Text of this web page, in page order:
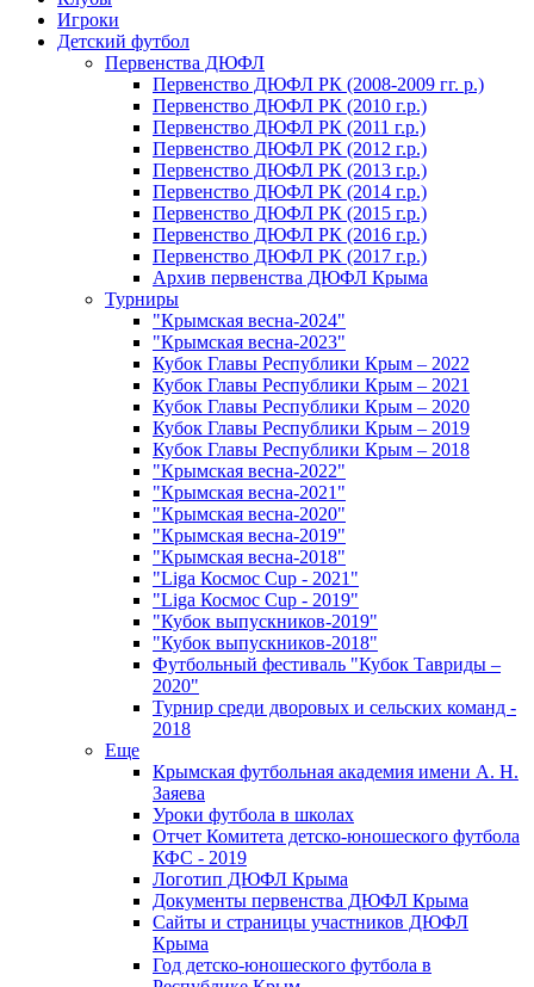
Игроки
Детский футбол
Первенства ДЮФЛ
Первенство ДЮФЛ РК (2008-2009 гг. р.)
Первенство ДЮФЛ РК (2010 г.р.)
Первенство ДЮФЛ РК (2011 г.р.)
Первенство ДЮФЛ РК (2012 г.р.)
Первенство ДЮФЛ РК (2013 г.р.)
Первенство ДЮФЛ РК (2014 г.р.)
Первенство ДЮФЛ РК (2015 г.р.)
Первенство ДЮФЛ РК (2016 г.р.)
Первенство ДЮФЛ РК (2017 г.р.)
Архив первенства ДЮФЛ Крыма
Турниры
"Крымская весна-2024"
"Крымская весна-2023"
Кубок Главы Республики Крым – 2022
Кубок Главы Республики Крым – 2021
Кубок Главы Республики Крым – 2020
Кубок Главы Республики Крым – 2019
Кубок Главы Республики Крым – 2018
"Крымская весна-2022"
"Крымская весна-2021"
"Крымская весна-2020"
"Крымская весна-2019"
"Крымская весна-2018"
"Liga Космос Cup - 2021"
"Liga Космос Cup - 2019"
"Кубок выпускников-2019"
"Кубок выпускников-2018"
Футбольный фестиваль "Кубок Тавриды –
2020"
Турнир среди дворовых и сельских команд -
2018
Еще
Крымская футбольная академия имени А. Н.
Заяева
Уроки футбола в школах
Отчет Комитета детско-юношеского футбола
КФС - 2019
Логотип ДЮФЛ Крыма
Документы первенства ДЮФЛ Крыма
Сайты и страницы участников ДЮФЛ
Крыма
Год детско-юношеского футбола в